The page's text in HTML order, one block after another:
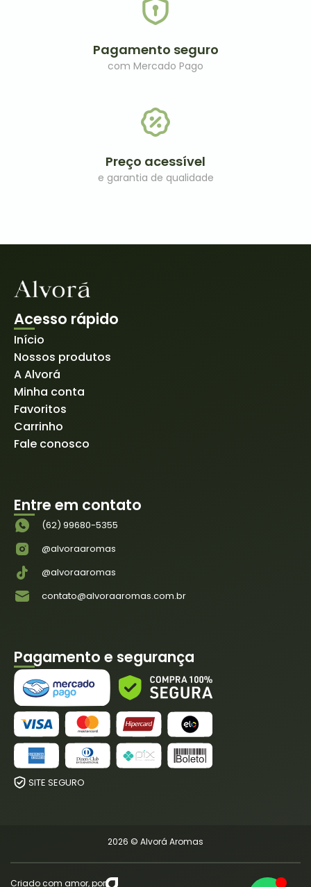
Pagamento seguro
com Mercado Pago
Preço acessível​
e garantia de qualidade​
Acesso rápido
Início
Nossos produtos
A Alvorá
Minha conta
Favoritos
Carrinho
Fale conosco
Entre em contato
(62) 99680-5355
@alvoraaromas
@alvoraaromas
contato@alvoraaromas.com.br
Pagamento e segurança
SITE SEGURO
2026 © Alvorá Aromas
Criado com amor, por